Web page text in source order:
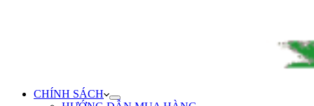
CHÍNH SÁCH